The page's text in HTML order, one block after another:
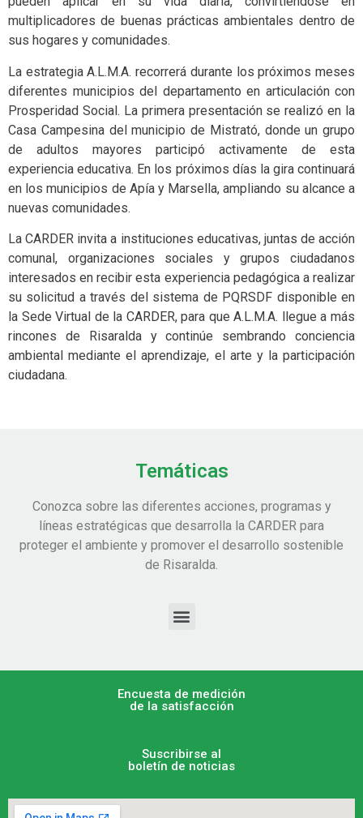
multiplicadores de buenas prácticas ambientales dentro de
sus hogares y comunidades.
La estrategia A.L.M.A. recorrerá durante los próximos meses
diferentes municipios del departamento en articulación con
Prosperidad Social. La primera presentación se realizó en la
Casa Campesina del municipio de Mistrató, donde un grupo
de adultos mayores participó activamente de esta
experiencia educativa. En los próximos días la gira continuará
en los municipios de Apía y Marsella, ampliando su alcance a
nuevas comunidades.
La CARDER invita a instituciones educativas, juntas de acción
comunal, organizaciones sociales y grupos ciudadanos
interesados en recibir esta experiencia pedagógica a realizar
su solicitud a través del sistema de PQRSDF disponible en
la Sede Virtual de la CARDER, para que A.L.M.A. llegue a más
rincones de Risaralda y continúe sembrando conciencia
ambiental mediante el aprendizaje, el arte y la participación
ciudadana.
Temáticas
Conozca sobre las diferentes acciones, programas y
líneas estratégicas que desarrolla la CARDER para
proteger el ambiente y promover el desarrollo sostenible
de Risaralda.
Encuesta de medición
de la satisfacción
Suscribirse al
boletín de noticias